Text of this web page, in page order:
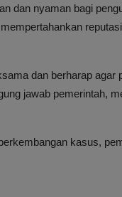
dan nyaman bagi
dan berharap agar
jawab pemerintah,
kasus,